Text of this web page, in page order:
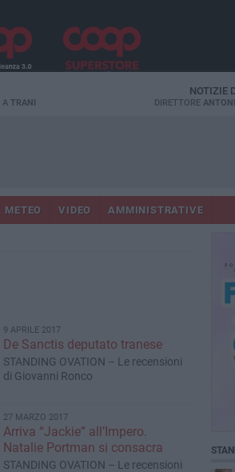
A TRANI
NOTIZIE
DIRETTORE
METEO VIDEO AMMINISTRATIVE
9 APRILE 2017
De Sanctis deputato tranese
STANDING OVATION – Le recensioni
di Giovanni Ronco
27 MARZO 2017
Arriva “Jackie” all’Impero.
Natalie Portman si consacra
STANDING OVATION – Le recensioni